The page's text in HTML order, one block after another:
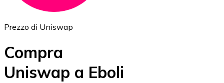
Prezzo di Uniswap
Compra
Uniswap a Eboli